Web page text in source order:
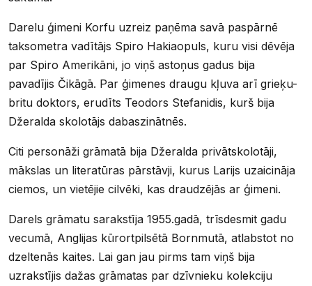
Darelu ģimeni Korfu uzreiz paņēma savā paspārnē
taksometra vadītājs Spiro Hakiaopuls, kuru visi dēvēja
par Spiro Amerikāni, jo viņš astoņus gadus bija
pavadījis Čikāgā. Par ģimenes draugu kļuva arī grieķu-
britu doktors, erudīts Teodors Stefanidis, kurš bija
Džeralda skolotājs dabaszinātnēs.
Citi personāži grāmatā bija Džeralda privātskolotāji,
mākslas un literatūras pārstāvji, kurus Larijs uzaicināja
ciemos, un vietējie cilvēki, kas draudzējās ar ģimeni.
Darels grāmatu sarakstīja 1955.gadā, trīsdesmit gadu
vecumā, Anglijas kūrortpilsētā Bornmutā, atlabstot no
dzeltenās kaites. Lai gan jau pirms tam viņš bija
uzrakstījis dažas grāmatas par dzīvnieku kolekciju